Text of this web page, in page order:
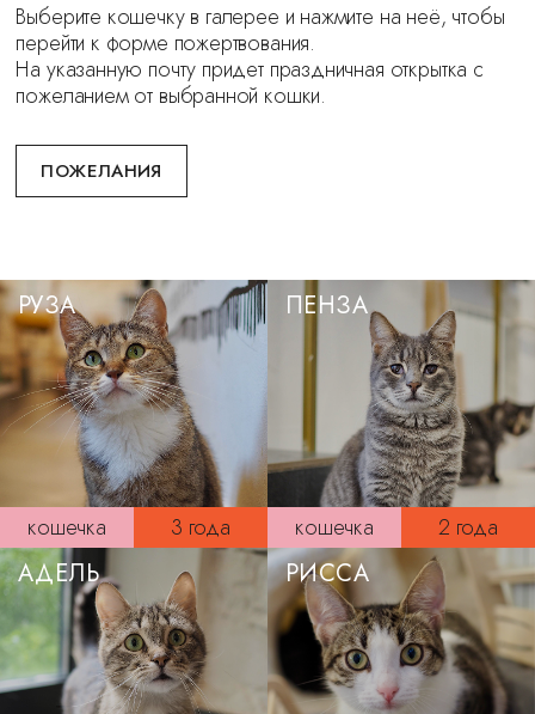
Выберите кошечку в галерее и нажмите на неё, чтобы
перейти к форме пожертвования.
На указанную почту придет праздничная открытка с
пожеланием от выбранной кошки.
ПОЖЕЛАНИЯ
кошечка 3 года
РУЗА
кошечка 2 года
ПЕНЗА
АДЕЛЬ РИССА